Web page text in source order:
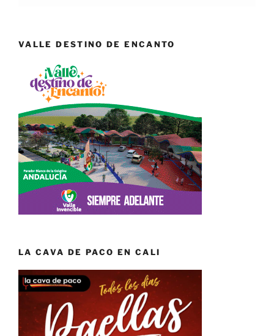
VALLE DESTINO DE ENCANTO
LA CAVA DE PACO EN CALI